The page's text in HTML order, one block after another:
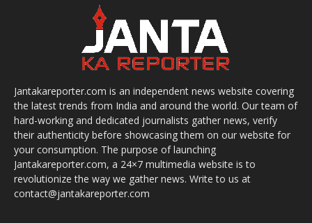
Jantakareporter.com is an independent news website covering
the latest trends from India and around the world. Our team of
hard-working and dedicated journalists gather news, verify
their authenticity before showcasing them on our website for
your consumption. The purpose of launching
Jantakareporter.com, a 24×7 multimedia website is to
revolutionize the way we gather news. Write to us at
contact@jantakareporter.com